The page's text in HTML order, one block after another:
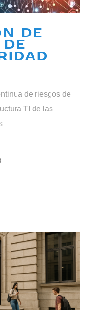
DE
de riesgos de
TI de las